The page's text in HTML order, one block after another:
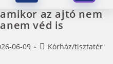
az ajtó nem
véd is
06-09 Kórház/tisztatér